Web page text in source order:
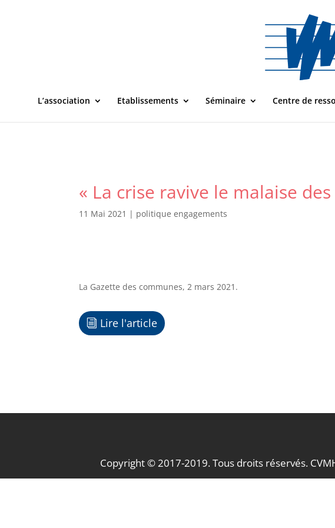
L’association Etablissements Séminaire Centre de
« La crise ravive le malaise
11 Mai 2021 | politique engagements
La Gazette des communes, 2 mars 2021.
Lire l'article
Copyright © 2017-2019. Tous droits réservés.